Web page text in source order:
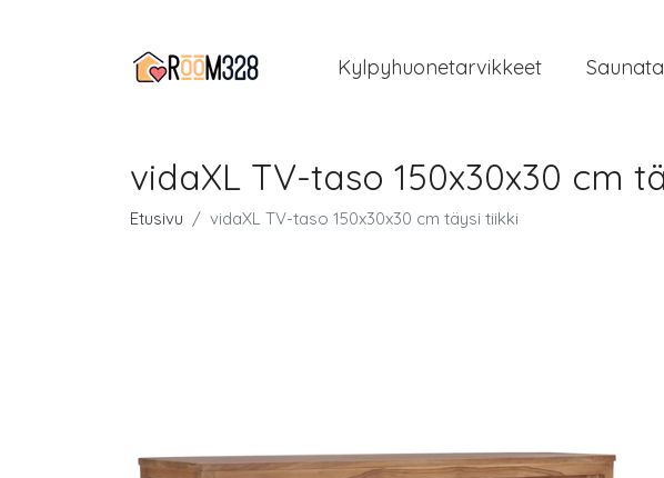
Kylpyhuonetarvikkeet
vidaXL TV-taso 150x30x30 cm
Etusivu vidaXL TV-taso 150x30x30 cm täysi tiikki